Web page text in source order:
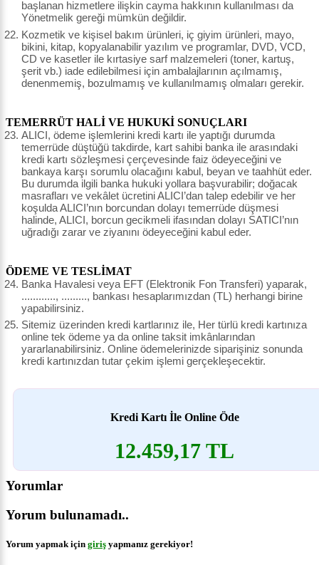
başlanan hizmetlere ilişkin cayma hakkının kullanılması da
Yönetmelik gereği mümkün değildir.
Kozmetik ve kişisel bakım ürünleri, iç giyim ürünleri, mayo,
bikini, kitap, kopyalanabilir yazılım ve programlar, DVD, VCD,
CD ve kasetler ile kırtasiye sarf malzemeleri (toner, kartuş,
şerit vb.) iade edilebilmesi için ambalajlarının açılmamış,
denenmemiş, bozulmamış ve kullanılmamış olmaları gerekir.
TEMERRÜT HALİ VE HUKUKİ SONUÇLARI
ALICI, ödeme işlemlerini kredi kartı ile yaptığı durumda
temerrüde düştüğü takdirde, kart sahibi banka ile arasındaki
kredi kartı sözleşmesi çerçevesinde faiz ödeyeceğini ve
bankaya karşı sorumlu olacağını kabul, beyan ve taahhüt eder.
Bu durumda ilgili banka hukuki yollara başvurabilir; doğacak
masrafları ve vekâlet ücretini ALICI’dan talep edebilir ve her
koşulda ALICI’nın borcundan dolayı temerrüde düşmesi
halinde, ALICI, borcun gecikmeli ifasından dolayı SATICI’nın
uğradığı zarar ve ziyanını ödeyeceğini kabul eder.
ÖDEME VE TESLİMAT
Banka Havalesi veya EFT (Elektronik Fon Transferi) yaparak,
............, ........., bankası hesaplarımızdan (TL) herhangi birine
yapabilirsiniz.
Sitemiz üzerinden kredi kartlarınız ile, Her türlü kredi kartınıza
online tek ödeme ya da online taksit imkânlarından
yararlanabilirsiniz. Online ödemelerinizde siparişiniz sonunda
kredi kartınızdan tutar çekim işlemi gerçekleşecektir.
Kredi Kartı İle Online Öde
12.459,17 TL
Yorumlar
Yorum bulunamadı..
Yorum yapmak için giriş yapmanız gerekiyor!